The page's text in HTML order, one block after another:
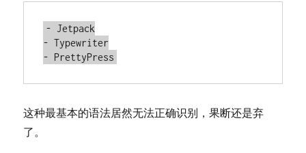
- Jetpack
- Typewriter
- PrettyPress
这种最基本的语法居然无法正确识别，果断还是弃
了。